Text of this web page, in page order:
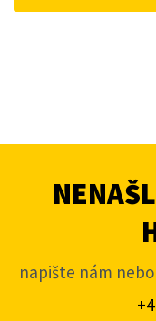
napište nám